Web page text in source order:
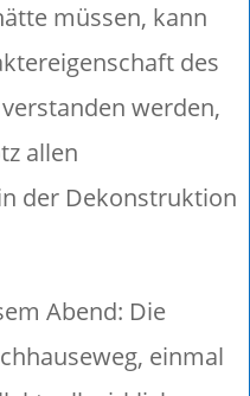
müssen, kann
des
werden,
allen
der Dekonstruktion
Abend: Die
einmal